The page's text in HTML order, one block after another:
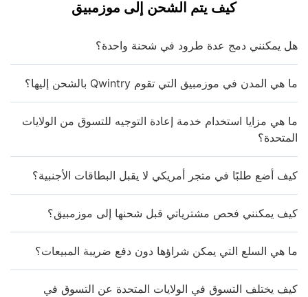
كيف يتم الشحن إلى موزمبيق
هل يمكنني دمج عدة طرود في شحنة واحدة؟
ما هي المدن في موزمبيق التي تقوم Qwintry بالشحن إليها؟
ما هي مزايا استخدام خدمة إعادة التوجيه للتسوق من الولايات
المتحدة؟
كيف أضع طلبًا في متجر أمريكي لا يقبل البطاقات الأجنبية؟
كيف يمكنني فحص مشترياتي قبل شحنها إلى موزمبيق؟
ما هي السلع التي يمكن شراؤها دون دفع ضريبة المبيعات؟
كيف يختلف التسوق في الولايات المتحدة عن التسوق في